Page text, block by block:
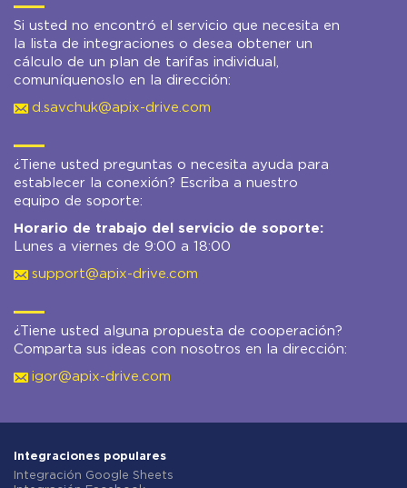
Si usted no encontró el servicio que necesita en
la lista de integraciones o desea obtener un
cálculo de un plan de tarifas individual,
comuníquenoslo en la dirección:
d.savchuk@apix-drive.com
¿Tiene usted preguntas o necesita ayuda para
establecer la conexión? Escriba a nuestro
equipo de soporte:
Horario de trabajo del servicio de soporte:
Lunes a viernes de 9:00 a 18:00
support@apix-drive.com
¿Tiene usted alguna propuesta de cooperación?
Comparta sus ideas con nosotros en la dirección:
igor@apix-drive.com
Integraciones populares
Integración Google Sheets